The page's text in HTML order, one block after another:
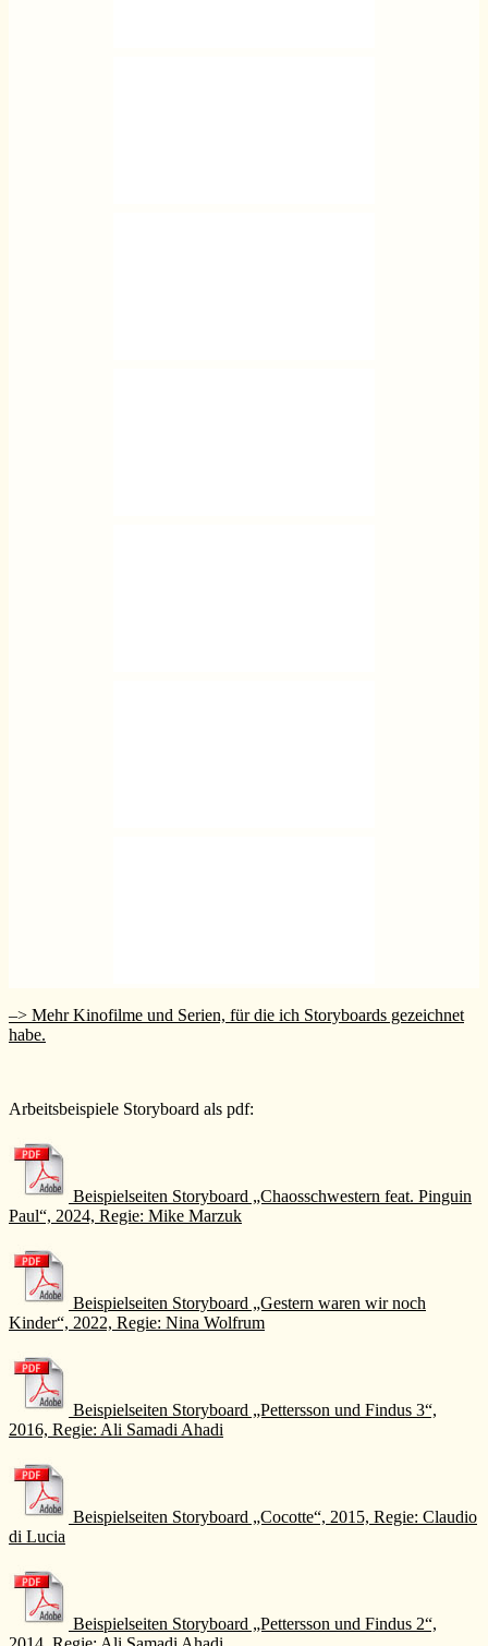
–> Mehr Kinofilme und Serien, für die ich Storyboards gezeichnet
habe.
Arbeitsbeispiele Storyboard als pdf:
Beispielseiten Storyboard „Chaosschwestern feat. Pinguin
Paul“, 2024, Regie: Mike Marzuk
Beispielseiten Storyboard „Gestern waren wir noch
Kinder“, 2022, Regie: Nina Wolfrum
Beispielseiten Storyboard „Pettersson und Findus 3“,
2016, Regie: Ali Samadi Ahadi
Beispielseiten Storyboard „Cocotte“, 2015, Regie: Claudio
di Lucia
Beispielseiten Storyboard „Pettersson und Findus 2“,